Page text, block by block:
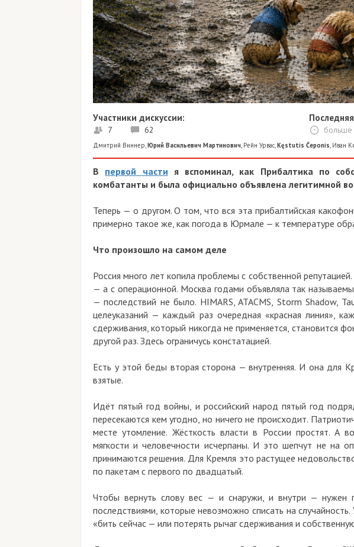
Участники дискуссии:
7 62 больше
Дмитрий Виннер Юрий Васильевич Мартинович Рейн Урвас Kęstutis Čeponis Иван
В первой части я вспоминал, как Прибалтика по
комбатанты и была официально объявлена легитимной
Теперь — о другом. О том, что вся эта прибалтийская
примерно такое же, как погода в Юрмале — к температуре
Что произошло на самом деле
Россия много лет копила проблемы с собственной
— а с операционной. Москва годами объявляла так
— последствий не было. HIMARS, ATACMS, Storm Shadow,
целеуказаний — каждый раз очередная «красная линия»,
сдерживания, который никогда не применяется, становится
другой раз. Здесь ограничусь констатацией.
Есть у этой беды вторая сторона — внутренняя. И она для
взятые.
Идёт пятый год войны, и российский народ пятый год
пересекаются кем угодно, но ничего не происходит.
месте утомление. Жёсткость власти в России простят. А
мягкости и человечности исчерпаны. И это шепчут не на
принимаются решения. Для Кремля это растущее
по пакетам с первого по двадцатый.
Чтобы вернуть слову вес — и снаружи, и внутри — нужен
последствиями, которые невозможно списать на
«бить сейчас — или потерять рычаг сдерживания и